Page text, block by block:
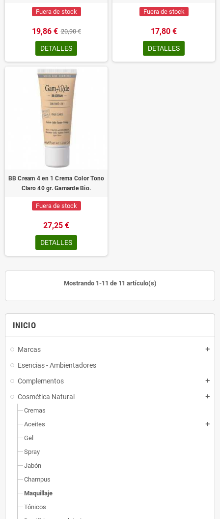
INICIO
Marcas add
Esencias - Ambientadores
Complementos
add
Cosmética Natural add
Cremas
Aceites
add
Gel
Spray
Jabón
Champus
Maquillaje
Tónicos
Fuera de stock
19,86 € 20,90 €
DETALLES
Fuera de stock
17,80 €
DETALLES
BB Cream 4 en 1 Crema Color Tono
Claro 40 gr. Gamarde Bio.
Fuera de stock
27,25 €
DETALLES
Mostrando 1-11 de 11 artículo(s)